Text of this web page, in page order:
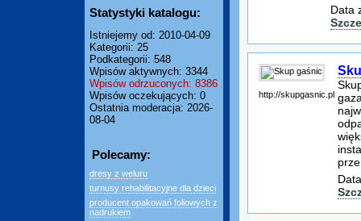
Statystyki katalogu:
Istniejemy od: 2010-04-09
Kategorii: 25
Podkategorii: 548
Wpisów aktywnych: 3344
Wpisów odrzuconych: 8386
Wpisów oczekujących: 0
Ostatnia moderacja: 2026-
08-04
Polecamy:
dresy z weluru
turnusy rehabilitacyjne dla dzieci
producent opakowań foliowych z
nadrukiem
Data
http://skupgasnic.pl